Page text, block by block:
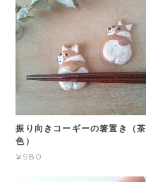
振り向きコーギーの箸置き（茶
色）
¥980